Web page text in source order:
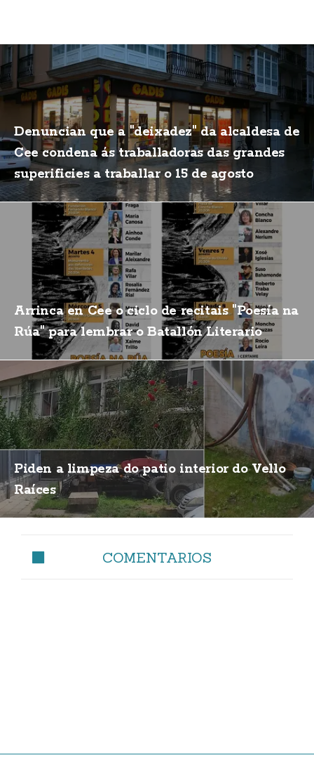
Denuncian que a "deixadez" da alcaldesa de
Cee condena ás traballadoras das grandes
superificies a traballar o 15 de agosto
Arrinca en Cee o ciclo de recitais "Poesía na
Rúa" para lembrar o Batallón Literario
Piden a limpeza do patio interior do Vello
Raíces
COMENTARIOS